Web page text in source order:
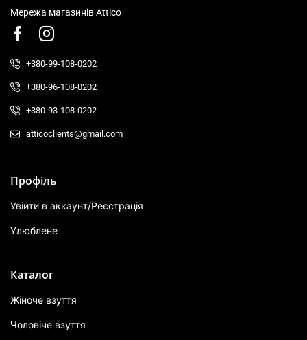
Мережа магазинів Attico
+380-99-108-0202
+380-96-108-0202
+380-93-108-0202
atticoclients@gmail.com
Профіль
Увійти в аккаунт/Реєстрація
Улюблене
Каталог
Жіноче взуття
Чоловіче взуття